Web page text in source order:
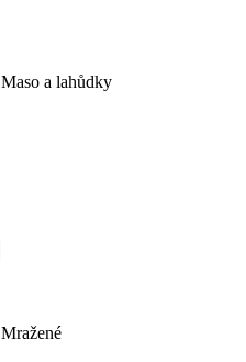
Maso a lahůdky
Mražené